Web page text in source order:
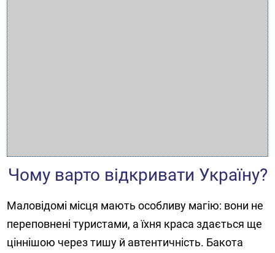
Чому варто відкривати Україну?
Маловідомі місця мають особливу магію: вони не
переповнені туристами, а їхня краса здається ще
ціннішою через тишу й автентичність. Бакота